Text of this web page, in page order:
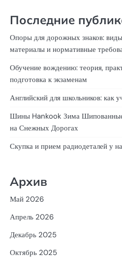
Последние
Опоры для дорожных знаков:
материалы и нормативные
Обучение вождению: теория,
подготовка к экзаменам
Английский для школьников: как
Шины Hankook Зима
на Снежных Дорогах
Скупка и прием радиодеталей у
Архив
Май 2026
Апрель 2026
Декабрь 2025
Октябрь 2025